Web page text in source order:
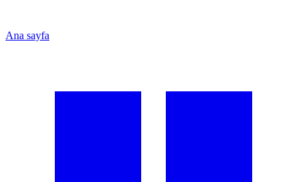
Ana sayfa